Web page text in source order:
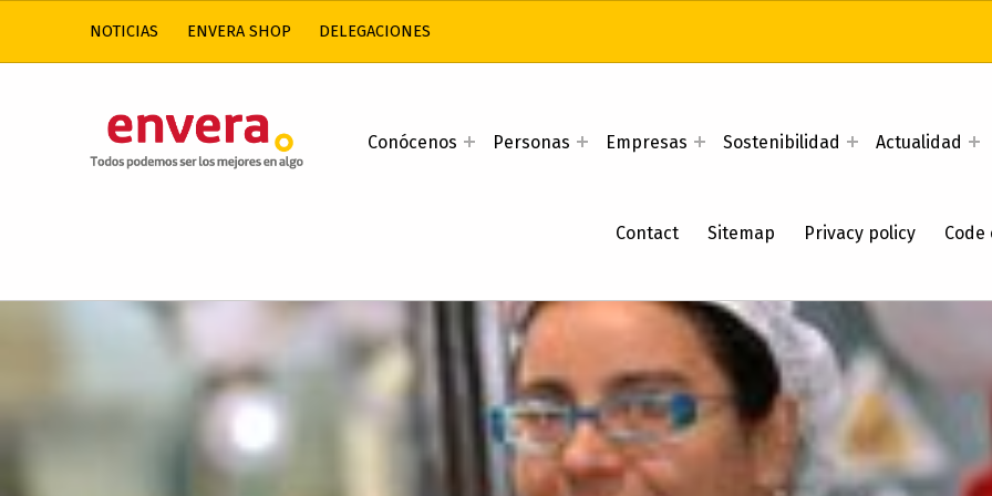
ATENCIÓN A PERSONAS CON DISCAPACIDAD INTELECTUAL
Conócenos Personas Empresas Sostenibilidad Actualidad
Contact Sitemap Privacy policy
NOTICIAS ENVERA SHOP DELEGACIONES